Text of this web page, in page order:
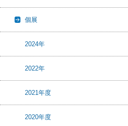
個展
2024年
2022年
2021年度
2020年度